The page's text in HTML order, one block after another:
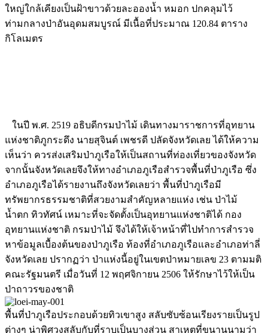
ใหญ่ใกล้เคียงเป็นฝ้าขาวด้วยละอองน้ำ หมอก ปกคลุมไว้
ท่ามกลางป่าอันอุดมสมบูรณ์ มีเนื้อที่ประมาณ 120.84 ตาราง
กิโลเมตร
ในปี พ.ศ. 2519 อธิบดีกรมป่าไม้ เดินทางมาราชการที่อุทยาน
แห่งชาติภูกระดึง นายสุจินต์ เพชรดี ปลัดจังหวัดเลย ได้ให้ความ
เห็นว่า ควรส่งเสริมป่าภูเรือให้เป็นสถานที่ท่องเที่ยวของจังหวัด
จากนั้นจังหวัดเลยจึงให้ทางอำเภอภูเรือสำรวจพื้นที่ป่าภูเรือ ซึ่ง
อำเภอภูเรือได้รายงานถึงจังหวัดเลยว่า พื้นที่ป่าภูเรือมี
ทรัพยากรธรรมชาติที่สวยงามสำคัญหลายแห่ง เช่น ป่าไม้
น้ำตก ทิวทัศน์ เหมาะที่จะจัดตั้งเป็นอุทยานแห่งชาติได้ กอง
อุทยานแห่งชาติ กรมป่าไม้ จึงได้ให้เจ้าหน้าที่ไปทำการสำรวจ
หาข้อมูลเบื้องต้นของป่าภูเรือ ท้องที่อำเภอภูเรือและอำเภอท่าลี่
จังหวัดเลย ปรากฏว่า ป่าแห่งนี้อยู่ในเขตป่าหมายเลข 23 ตามมติ
คณะรัฐมนตรี เมื่อวันที่ 12 พฤศจิกายน 2506 ให้รักษาไว้ให้เป็น
ป่าถาวรของชาติ
พื้นที่ป่าภูเรือประกอบด้วยทิวเขาสูง สลับซับซ้อนเรียงรายเป็นรูป
ต่างๆ น่าพิศวงสลับกับที่ราบเป็นบางส่วน สาเหตุที่ขนานนามว่า